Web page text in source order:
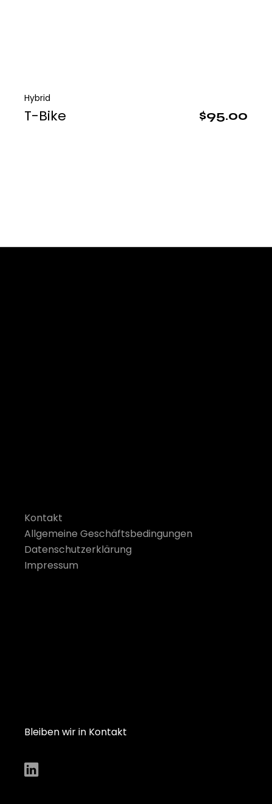
T-Bike $95.00
Hybrid
Kontakt
Allgemeine Geschäftsbedingungen
Datenschutzerklärung
Impressum
Bleiben wir in Kontakt